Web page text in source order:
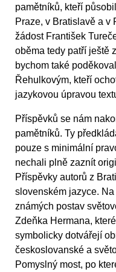
pamětníků, kteří
Praze, v Bratislavě a v
žádost František
oběma tedy patří ještě
bychom také
Řehulkovým, kteří
jazykovou úpravou
Příspěvků se nám
pamětníků. Ty
pouze s minimální
nechali plně zaznít
Příspěvky autorů z
slovenském jazyce.
známých postav
Zdeňka Hermana,
symbolicky dotvářejí
českoslovanské a
Pomyslný most, po